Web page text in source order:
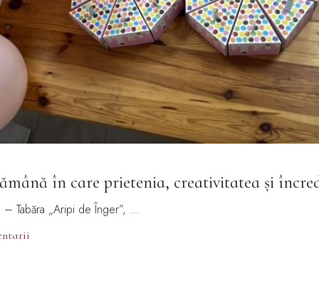
în care prietenia, creativitatea și
Tabăra „Aripi de Înger”, …